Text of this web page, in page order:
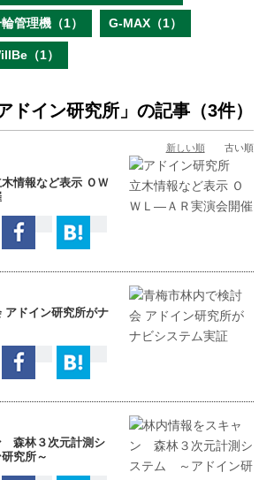
管理機（1） G-MAX（1）
（1）
アドイン研究所」の記事（3件）
新しい順 古い順
情報など表示 ＯＷ
アドイン研究所がナ
森林３次元計測シ
究所～